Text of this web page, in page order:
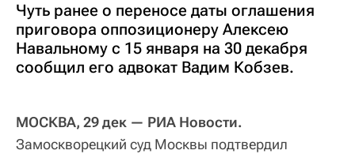
Чуть ранее о переносе даты оглашения
приговора оппозиционеру Алексею
Навальному с 15 января на 30 декабря
сообщил его адвокат Вадим Кобзев.
МОСКВА, 29 дек — РИА Новости.
Замоскворецкий суд Москвы подтвердил